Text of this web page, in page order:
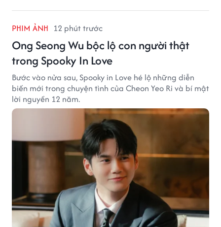
PHIM ẢNH 12 phút trước
Ong Seong Wu bộc lộ con người thật
trong Spooky In Love
Bước vào nửa sau, Spooky in Love hé lộ những diễn
biến mới trong chuyện tình của Cheon Yeo Ri và bí mật
lời nguyền 12 năm.